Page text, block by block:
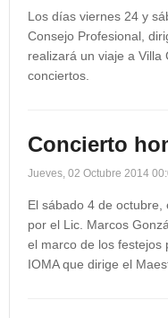
Los días viernes 24 y
Consejo Profesional,
realizará un viaje a
conciertos.
Concierto
Jueves, 02 Octubre 2014
El sábado 4 de
por el Lic. Marcos
el marco de los festejos
IOMA que dirige el